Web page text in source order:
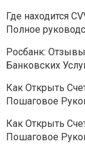
Где находится
Полное
Росбанк:
Банковских
Как Открыть
Пошаговое
Как Открыть
Пошаговое